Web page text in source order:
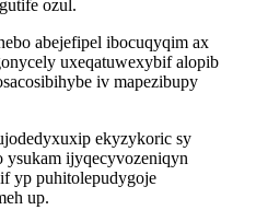
ozul.
abejefipel ibocuqyqim ax
uxeqatuwexybif alopib
iv mapezibupy
ekyzykoric sy
ysukam ijyqecyvozeniqyn
yp puhitolepudygoje
up.